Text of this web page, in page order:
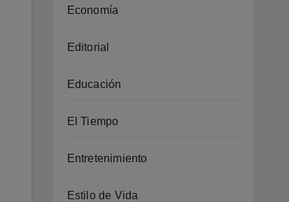
Economía
Editorial
Educación
El Tiempo
Entretenimiento
Estilo de Vida